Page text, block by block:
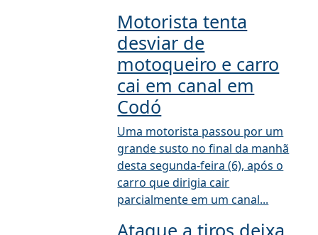
Motorista tenta
desviar de
motoqueiro e carro
cai em canal em
Codó
Uma motorista passou por um
grande susto no final da manhã
desta segunda-feira (6), após o
carro que dirigia cair
parcialmente em um canal...
Ataque a tiros deixa